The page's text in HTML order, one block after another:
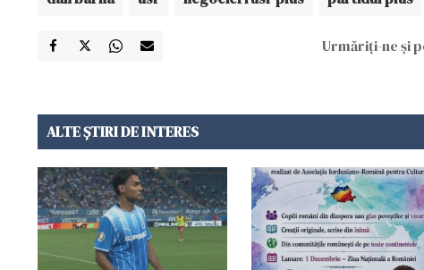
Urmăriți-ne și
ALTE ȘTIRI DE INTERES